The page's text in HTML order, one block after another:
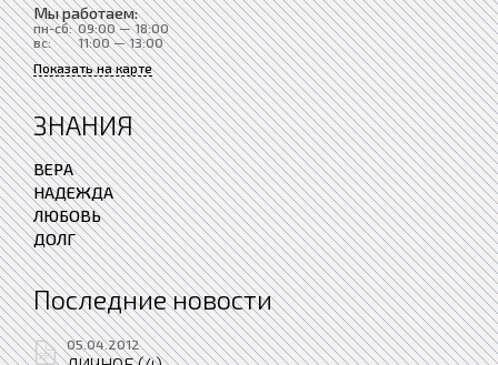
Мы работаем:
пн-сб: 09:00 — 18:00
вс:
11:00 — 13:00
Показать на карте
ЗНАНИЯ
ВЕРА
НАДЕЖДА
ЛЮБОВЬ
ДОЛГ
Последние новости
05.04.2012